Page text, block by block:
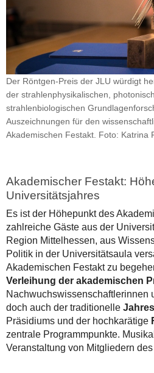
Der Röntgen-Preis der JLU würdigt
der strahlenphysikalischen,
strahlenbiologischen
Auszeichnungen für den
Akademischen Festakt. Foto: Katrina
Akademischer Festakt:
Universitätsjahres
Es ist der Höhepunkt des
zahlreiche Gäste aus der
Region Mittelhessen, aus
Politik in der Universitätsaula
Akademischen Festakt zu
Verleihung der akademischen
Nachwuchswissenschaftlerinnen
doch auch der traditionelle
Präsidiums und der hochkarätige
zentrale Programmpunkte.
Veranstaltung von Mitgliedern des